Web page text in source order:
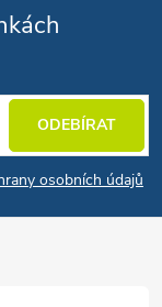
osobních údajů
ODEBÍRAT